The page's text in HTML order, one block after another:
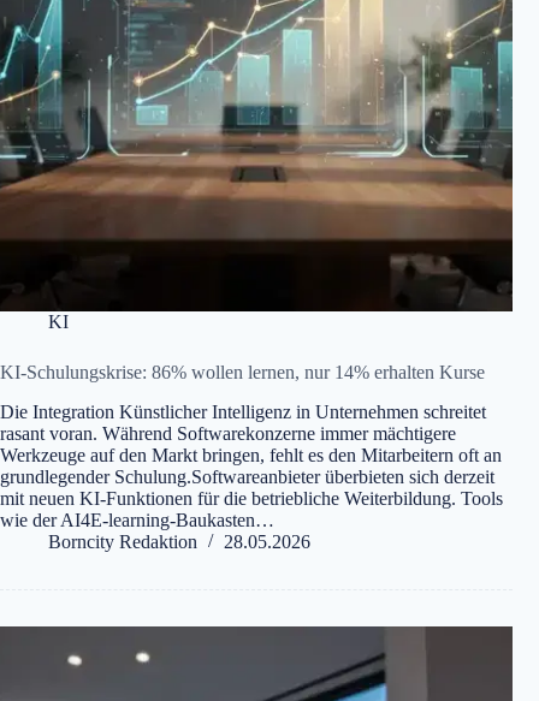
KI
KI-Schulungskrise: 86% wollen lernen, nur 14% erhalten Kurse
Die Integration Künstlicher Intelligenz in Unternehmen schreitet
rasant voran. Während Softwarekonzerne immer mächtigere
Werkzeuge auf den Markt bringen, fehlt es den Mitarbeitern oft an
grundlegender Schulung.Softwareanbieter überbieten sich derzeit
mit neuen KI-Funktionen für die betriebliche Weiterbildung. Tools
wie der AI4E-learning-Baukasten…
Borncity Redaktion
28.05.2026